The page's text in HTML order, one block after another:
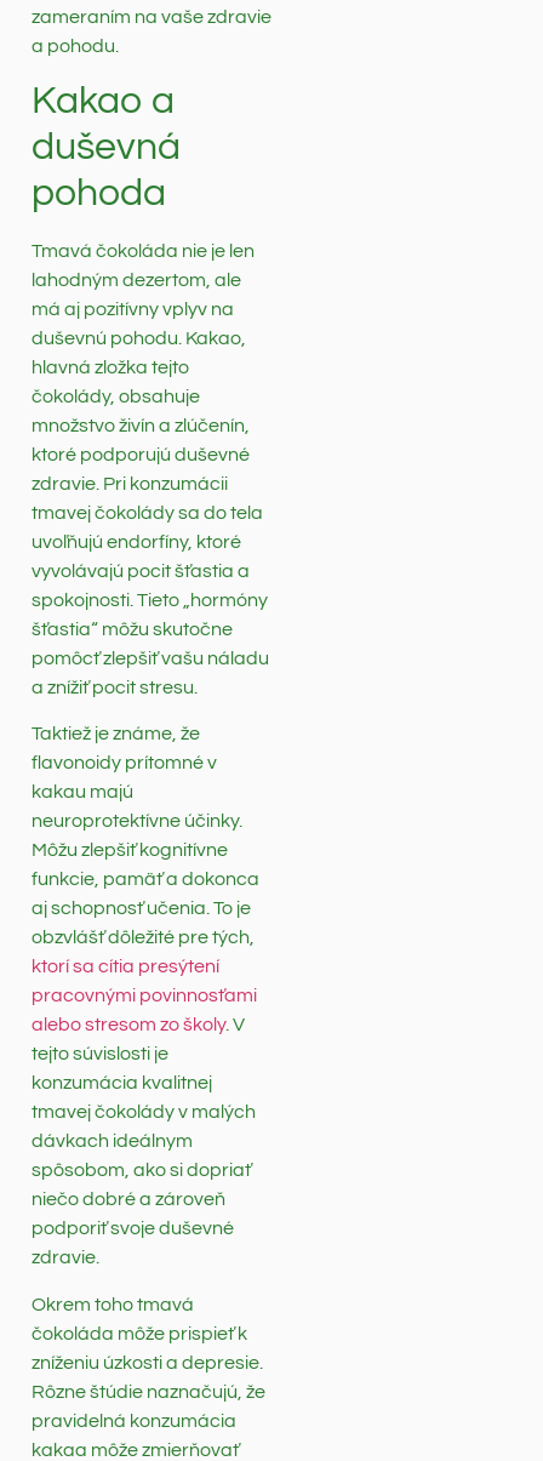
zameraním na vaše zdravie
a pohodu.
Kakao a
duševná
pohoda
Tmavá čokoláda nie je len
lahodným dezertom, ale
má aj pozitívny vplyv na
duševnú pohodu. Kakao,
hlavná zložka tejto
čokolády, obsahuje
množstvo živín a zlúčenín,
ktoré podporujú duševné
zdravie. Pri konzumácii
tmavej čokolády sa do tela
uvoľňujú endorfíny, ktoré
vyvolávajú pocit šťastia a
spokojnosti. Tieto „hormóny
šťastia“ môžu skutočne
pomôcť zlepšiť vašu náladu
a znížiť pocit stresu.
Taktiež je známe, že
flavonoidy prítomné v
kakau majú
neuroprotektívne účinky.
Môžu zlepšiť kognitívne
funkcie, pamäť a dokonca
aj schopnosť učenia. To je
obzvlášť dôležité pre tých,
ktorí sa cítia presýtení
pracovnými povinnosťami
alebo stresom zo školy. V
tejto súvislosti je
konzumácia kvalitnej
tmavej čokolády v malých
dávkach ideálnym
spôsobom, ako si dopriať
niečo dobré a zároveň
podporiť svoje duševné
zdravie.
Okrem toho tmavá
čokoláda môže prispieť k
zníženiu úzkosti a depresie.
Rôzne štúdie naznačujú, že
pravidelná konzumácia
kakaa môže zmierňovať